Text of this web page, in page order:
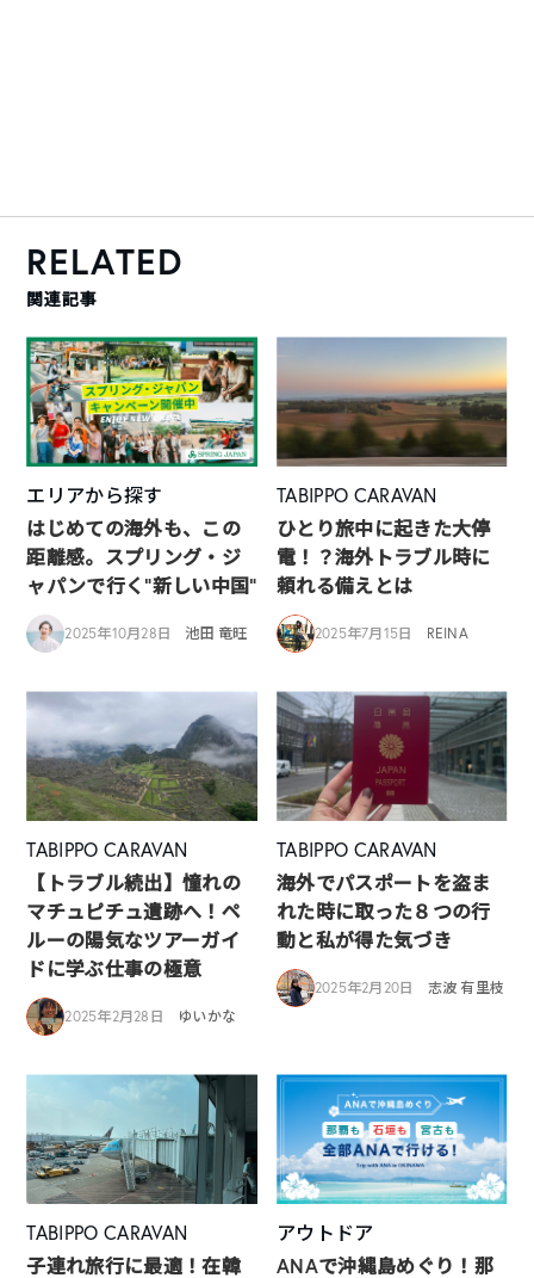
RELATED
関連記事
エリアから探す
はじめての海外も、この
距離感。スプリング・ジ
ャパンで行く“新しい中国”
2025年10月28日 池田 竜旺
TABIPPO CARAVAN
ひとり旅中に起きた大停
電！？海外トラブル時に
頼れる備えとは
2025年7月15日 REINA
TABIPPO CARAVAN
【トラブル続出】憧れの
マチュピチュ遺跡へ！ペ
ルーの陽気なツアーガイ
ドに学ぶ仕事の極意
2025年2月28日 ゆいかな
TABIPPO CARAVAN
海外でパスポートを盗ま
れた時に取った８つの行
動と私が得た気づき
2025年2月20日 志波 有里枝
TABIPPO CARAVAN
子連れ旅行に最適！在韓
アウトドア
ANAで沖縄島めぐり！那